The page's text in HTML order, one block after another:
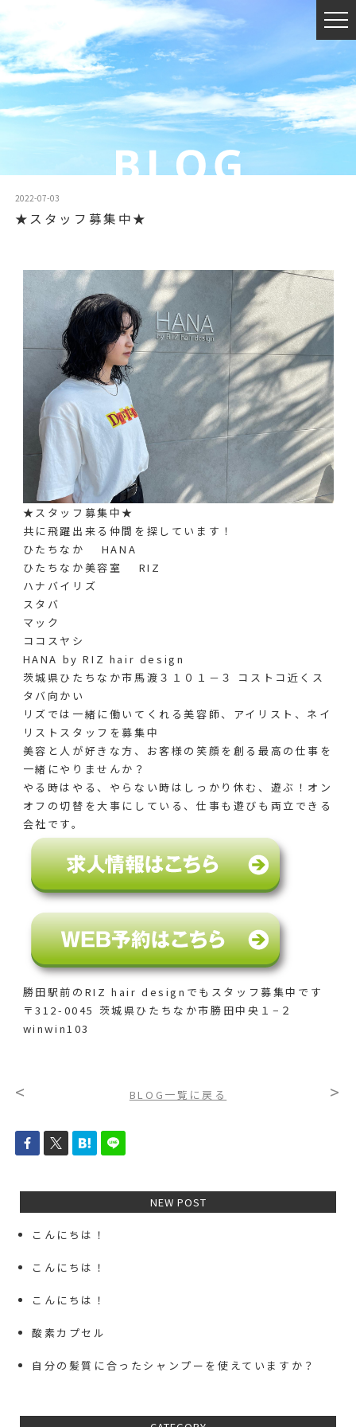
2022-07-03
★スタッフ募集中★
★スタッフ募集中★
共に飛躍出来る仲間を探しています！
ひたちなか HANA
ひたちなか美容室 RIZ
ハナバイリズ
スタバ
マック
ココスヤシ
HANA by RIZ hair design
茨城県ひたちなか市馬渡３１０１－３ コストコ近くス
タバ向かい
リズでは一緒に働いてくれる美容師、アイリスト、ネイ
リストスタッフを募集中
美容と人が好きな方、お客様の笑顔を創る最高の仕事を
一緒にやりませんか？
やる時はやる、やらない時はしっかり休む、遊ぶ！オン
オフの切替を大事にしている、仕事も遊びも両立できる
会社です。
勝田駅前のRIZ hair designでも スタッフ募集中です
〒312-0045 茨城県ひたちなか市勝田中央１−２
winwin103
< BLOG一覧に戻る >
NEW POST
こんにちは！
こんにちは！
こんにちは！
酸素カプセル
自分の髪質に合ったシャンプーを使えていますか？